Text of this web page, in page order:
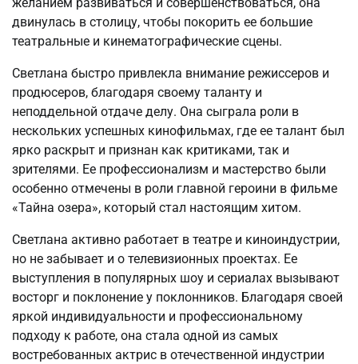
желанием развиваться и совершенствоваться, она
двинулась в столицу, чтобы покорить ее большие
театральные и кинематографические сцены.
Светлана быстро привлекла внимание режиссеров и
продюсеров, благодаря своему таланту и
неподдельной отдаче делу. Она сыграла роли в
нескольких успешных кинофильмах, где ее талант был
ярко раскрыт и признан как критиками, так и
зрителями. Ее профессионализм и мастерство были
особенно отмечены в роли главной героини в фильме
«Тайна озера», который стал настоящим хитом.
Светлана активно работает в театре и киноиндустрии,
но не забывает и о телевизионных проектах. Ее
выступления в популярных шоу и сериалах вызывают
восторг и поклонение у поклонников. Благодаря своей
яркой индивидуальности и профессиональному
подходу к работе, она стала одной из самых
востребованных актрис в отечественной индустрии